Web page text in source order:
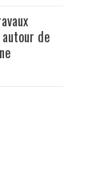
de